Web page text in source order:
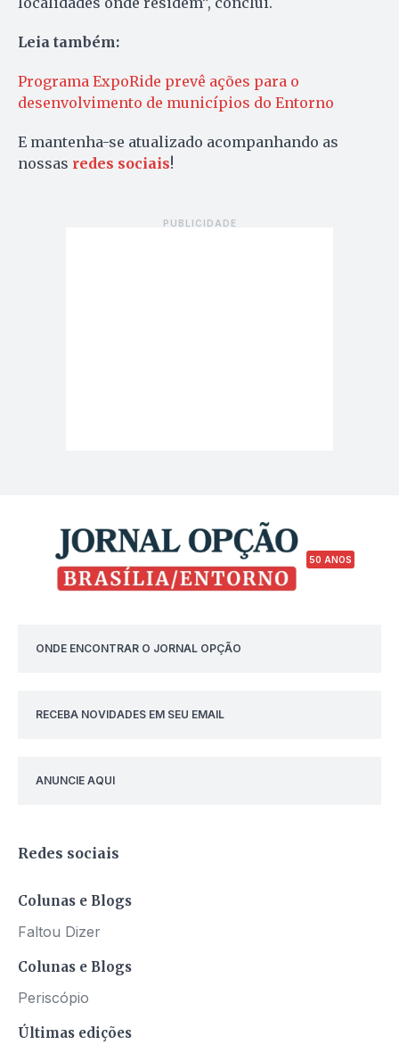
Leia também:
Programa ExpoRide prevê ações para o
desenvolvimento de municípios do Entorno
E mantenha-se atualizado acompanhando as
nossas redes sociais!
50 ANOS
ONDE ENCONTRAR O JORNAL OPÇÃO
RECEBA NOVIDADES EM SEU EMAIL
ANUNCIE AQUI
Redes sociais
Colunas e Blogs
Faltou Dizer
Colunas e Blogs
Periscópio
Últimas edições